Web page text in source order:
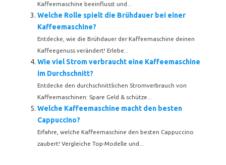
Kaffeemaschine beeinflusst und...
Welche Rolle spielt die Brühdauer bei einer
Kaffeemaschine?
Entdecke, wie die Brühdauer der Kaffeemaschine deinen
Kaffeegenuss verändert! Erlebe...
Wie viel Strom verbraucht eine Kaffeemaschine
im Durchschnitt?
Entdecke den durchschnittlichen Stromverbrauch von
Kaffeemaschinen: Spare Geld & schütze...
Welche Kaffeemaschine macht den besten
Cappuccino?
Erfahre, welche Kaffeemaschine den besten Cappuccino
zaubert! Vergleiche Top-Modelle und...